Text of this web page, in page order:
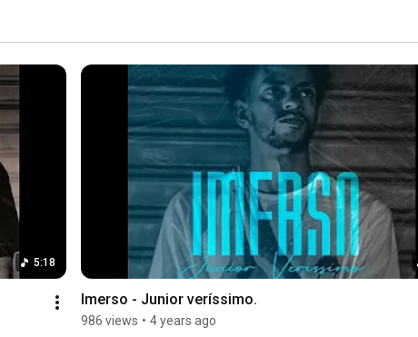
5:18
Imerso - Junior veríssimo.
986 views • 4 years ago